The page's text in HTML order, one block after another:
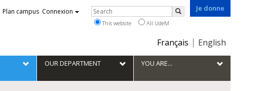
Je donne
Choix
la
langue
Français English
Plan campus Connexion Rechercher
Search
This website All UdeM
OUR DEPARTMENT YOU ARE...